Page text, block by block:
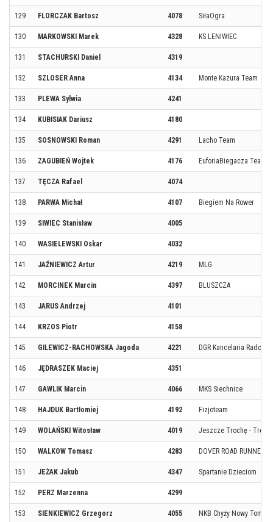
129 FLORCZAK Bartosz 4078 SiłaOgra
130 MARKOWSKI Marek 4328 KS LENIWIEC
131 STACHURSKI Daniel 4319
132 SZLOSER Anna 4134 Monte Kazura Team
133 PLEWA Sylwia 4241
134 KUBISIAK Dariusz 4180
135 SOSNOWSKI Roman 4291 Lacho Team
136 ZAGUBIEŃ Wojtek 4176 EuforiaBiegacza Team
137 TĘCZA Rafael 4074
138 PARWA Michał 4107 Biegiem Na Rower
139 SIWIEC Stanisław 4005
140 WASIELEWSKI Oskar 4032
141 JAŹNIEWICZ Artur 4219 MLG
142 MORCINEK Marcin 4397 BLUSZCZA
143 JARUS Andrzej 4101
144 KRZOS Piotr 4158
145 GILEWICZ-RACHOWSKA Jagoda 4221 DGR Kancelaria Radców
146 JĘDRASZEK Maciej 4351
147 GAWLIK Marcin 4066 MKS Siechnice
148 HAJDUK Bartłomiej 4192 Fizjoteam
149 WOLAŃSKI Witosław 4019 Jeszcze Trochę -
150 WALKOW Tomasz 4283 DOVER ROAD RUNNERS
151 JEŻAK Jakub 4347 Spartanie Dzieciom
152 PERZ Marzenna 4299
153 SIENKIEWICZ Grzegorz 4055 NKB Chyży Nowy Tomyśl